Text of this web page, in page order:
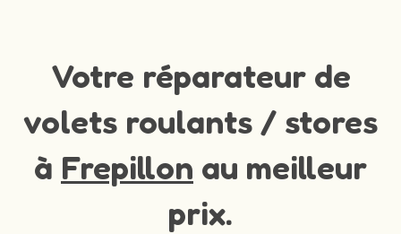
Votre réparateur de
volets roulants / stores
à Frepillon au meilleur
prix.